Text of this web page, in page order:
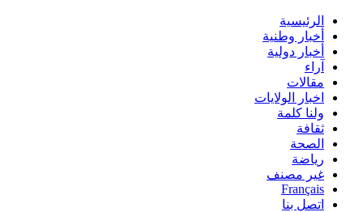
الرئيسية
أخبار وطنية
أخبار دولية
آراء
مقالات
اخبار الولايات
ولنا كلمة
ثقافة
الصحة
رياضة
غير مصنف
Français
اتصل بنا